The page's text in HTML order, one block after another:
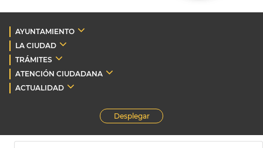
AYUNTAMIENTO
LA CIUDAD
TRÁMITES
ATENCIÓN CIUDADANA
ACTUALIDAD
Desplegar